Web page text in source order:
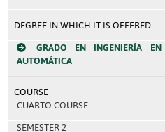
DEGREE IN WHICH IT IS OFFERED
GRADO EN INGENIERÍA EN
AUTOMÁTICA
COURSE
CUARTO COURSE
SEMESTER 2